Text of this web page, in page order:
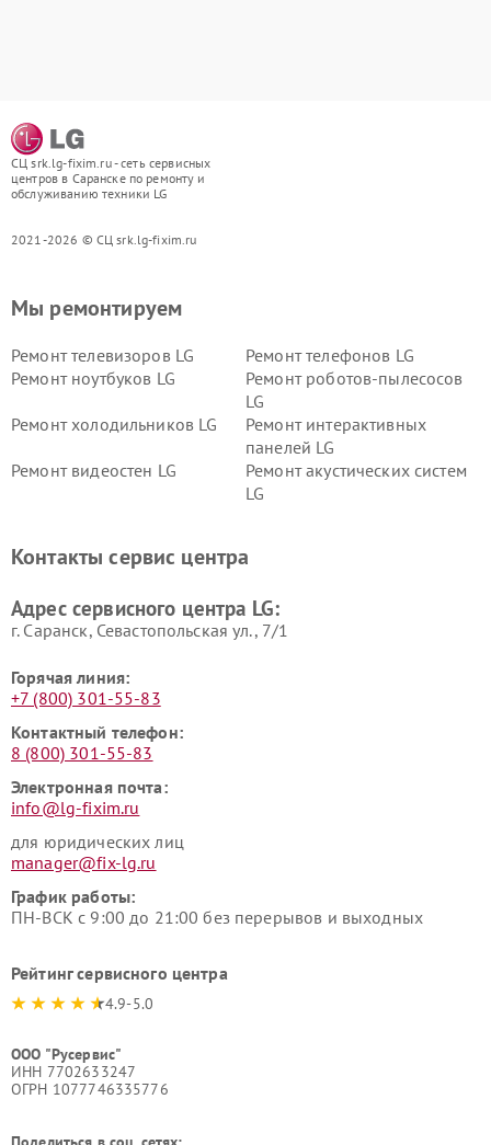
СЦ srk.lg-fixim.ru - сеть сервисных
центров в Саранске по ремонту и
обслуживанию техники LG
2021-2026 © СЦ srk.lg-fixim.ru
Мы ремонтируем
Ремонт телевизоров LG
Ремонт телефонов LG
Ремонт ноутбуков LG
Ремонт роботов-пылесосов
LG
Ремонт холодильников LG
Ремонт интерактивных
панелей LG
Ремонт видеостен LG
Ремонт акустических систем
LG
Ремонт морозильных камер
Ремонт вертикальных
Контакты сервис центра
Адрес сервисного центра LG:
г. Саранск, Севастопольская ул., 7/1
Горячая линия:
+7 (800) 301-55-83
Контактный телефон:
8 (800) 301-55-83
Электронная почта:
info@lg-fixim.ru
для юридических лиц
manager@fix-lg.ru
График работы:
ПН-ВСК с 9:00 до 21:00 без перерывов и выходных
Рейтинг сервисного центра
4.9-5.0
ООО "Русервис"
ИНН 7702633247
ОГРН 1077746335776